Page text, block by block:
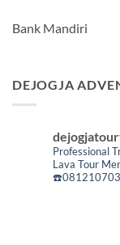
Bank Mandiri
DEJOGJA
Professional
Lava Tour